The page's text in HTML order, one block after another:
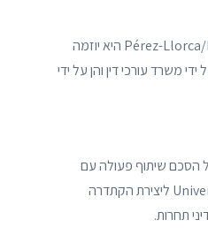
הקתדרה למשפט מסחרי ב- Pérez-Llorca/IE היא יוזמה
משרד עורכי דין והן על ידי
על הסכם שיתוף פעולה עם
Universidad Pontificia Comillas ליצירת הקתדרה